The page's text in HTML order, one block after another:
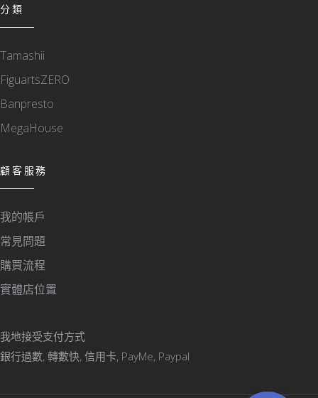
分類
Tamashii
FiguartsZERO
Banpresto
MegaHouse
顧客服務
我的帳戶
常見問題
購買流程
實體店位置
我地接受支付方式
銀行過數, 轉數快, 信用卡, PayMe, Paypal